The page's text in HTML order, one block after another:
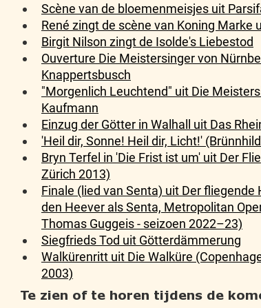
Scène van de bloemenmeisjes uit
René zingt de scène van Koning Marke
Birgit Nilson zingt de Isolde's Liebestod
Ouverture Die Meistersinger von
Knappertsbusch
"Morgenlich Leuchtend" uit Die
Kaufmann
Einzug der Götter in Walhall uit Das
'Heil dir, Sonne! Heil dir, Licht!'
Bryn Terfel in 'Die Frist ist um' uit Der
Zürich 2013)
Finale (lied van Senta) uit Der fliegende
den Heever als Senta, Metropolitan
Thomas Guggeis - seizoen 2022–23)
Siegfrieds Tod uit Götterdämmerung
Walkürenritt uit Die Walküre
2003)
Te zien of te horen tijdens de